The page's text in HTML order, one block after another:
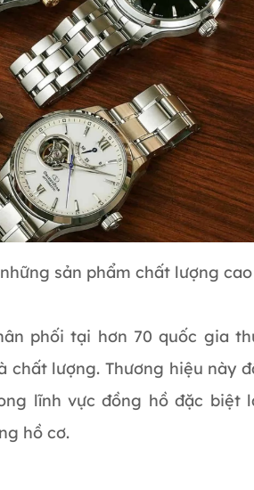
sản phẩm chất lượng cao
phối tại hơn 70 quốc gia
lượng. Thương hiệu này
lĩnh vực đồng hồ đặc biệt
hồ cơ.